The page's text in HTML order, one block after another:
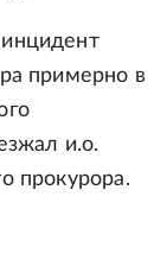
примерно в
и.о.
прокурора.